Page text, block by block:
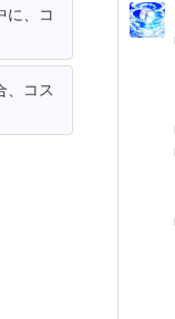
に、コ
、コス